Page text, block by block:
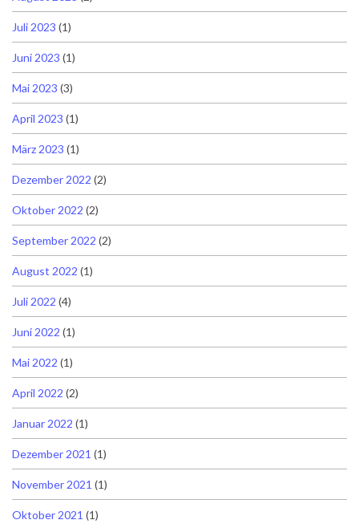
Juli 2023 (1)
Juni 2023 (1)
Mai 2023 (3)
April 2023 (1)
März 2023 (1)
Dezember 2022 (2)
Oktober 2022 (2)
September 2022 (2)
August 2022 (1)
Juli 2022 (4)
Juni 2022 (1)
Mai 2022 (1)
April 2022 (2)
Januar 2022 (1)
Dezember 2021 (1)
November 2021 (1)
Oktober 2021 (1)